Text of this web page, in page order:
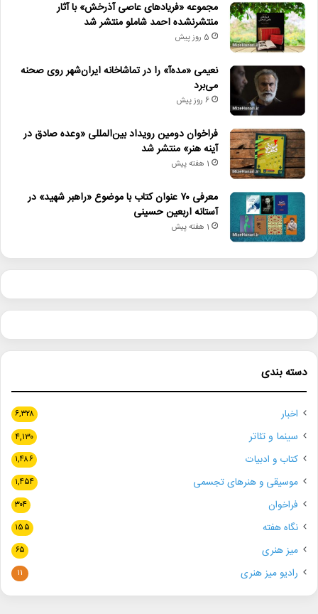
مجموعه «فریادهای عاصی آذرخش» با آثار
منتشرنشده احمد شاملو منتشر شد
5 روز پیش
نعیمی «مده‌آ» را در تماشاخانه ایران‌شهر روی صحنه
می‌برد
6 روز پیش
فراخوان دومین رویداد بین‌المللی «وعده صادق در
آینه هنر» منتشر شد
1 هفته پیش
معرفی ۷۰ عنوان کتاب با موضوع «راهبر شهید» در
آستانه اربعین حسینی
1 هفته پیش
دسته بندی
اخبار ۶,۳۲۸
سینما و تئاتر ۴,۱۳۰
کتاب و ادبیات ۱,۴۸۶
موسیقی و هنرهای تجسمی ۱,۴۵۴
فراخوان ۳۰۴
نگاه هفته ۱۵۵
میز هنری ۶۵
رادیو میز هنری ۱۱